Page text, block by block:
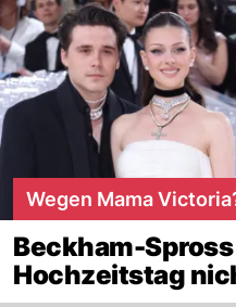
Wegen Mama
Beckham-
Hochzeitstag